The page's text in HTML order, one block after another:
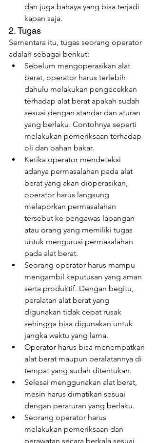
dan juga bahaya yang bisa terjadi
kapan saja.
2. Tugas
Sementara itu, tugas seorang operator
adalah sebagai berikut:
Sebelum mengoperasikan alat
berat, operator harus terlebih
dahulu melakukan pengecekkan
terhadap alat berat apakah sudah
sesuai dengan standar dan aturan
yang berlaku. Contohnya seperti
melakukan pemeriksaan terhadap
oli dan bahan bakar.
Ketika operator mendeteksi
adanya permasalahan pada alat
berat yang akan dioperasikan,
operator harus langsung
melaporkan permasalahan
tersebut ke pengawas lapangan
atau orang yang memiliki tugas
untuk mengurusi permasalahan
pada alat berat.
Seorang operator harus mampu
mengambil keputusan yang aman
serta produktif. Dengan begitu,
peralatan alat berat yang
digunakan tidak cepat rusak
sehingga bisa digunakan untuk
jangka waktu yang lama.
Operator harus bisa menempatkan
alat berat maupun peralatannya di
tempat yang sudah ditentukan.
Selesai menggunakan alat berat,
mesin harus dimatikan sesuai
dengan peraturan yang berlaku.
Seorang operator harus
melakukan pemeriksaan dan
perawatan secara berkala sesuai